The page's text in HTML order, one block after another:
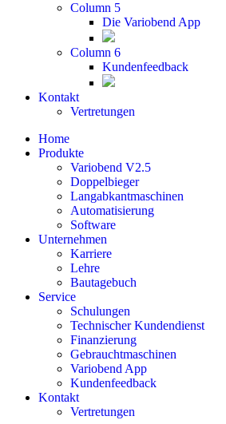
Column 5
Die Variobend App
Column 6
Kundenfeedback
Kontakt
Vertretungen
Home
Produkte
Variobend V2.5
Doppelbieger
Langabkantmaschinen
Automatisierung
Software
Unternehmen
Karriere
Lehre
Bautagebuch
Service
Schulungen
Technischer Kundendienst
Finanzierung
Gebrauchtmaschinen
Variobend App
Kundenfeedback
Kontakt
Vertretungen